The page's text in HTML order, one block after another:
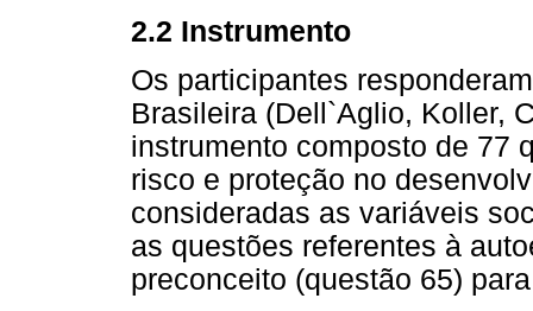
2.2 Instrumento
Os participantes
Brasileira (Dell`Aglio, Koller,
instrumento composto de 77
risco e proteção no
consideradas as variáveis
as questões referentes à
preconceito (questão 65)